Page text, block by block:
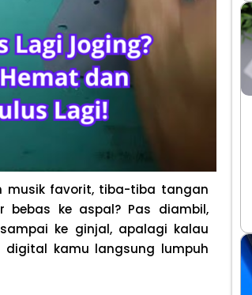
musik favorit, tiba-tiba tangan
bebas ke aspal? Pas diambil,
ke ginjal, apalagi kalau
kamu langsung lumpuh